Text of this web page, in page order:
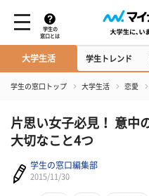
学生の
窓口とは
大学生活 学生トレンド
学生の窓口トップ 大学生活 恋愛
片思い女子必見！ 意中
大切なこと4つ
学生の窓口編集部
2015/11/30